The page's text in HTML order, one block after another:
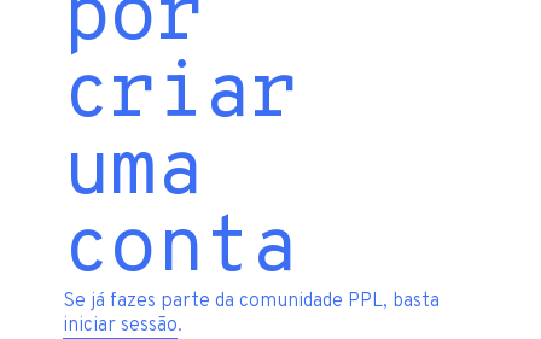
criar
uma
conta
Se já fazes parte da comunidade PPL, basta
iniciar sessão.